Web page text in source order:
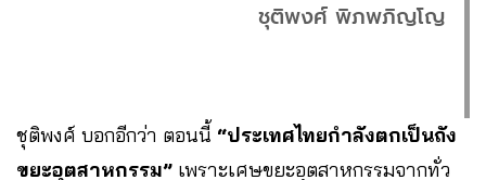
ชุติพงศ์ พิภพภิญโญ
ชุติพงศ์ บอกอีกว่า ตอนนี้ “ประเทศไทยกำลังตกเป็นถัง
ขยะอุตสาหกรรม” เพราะเศษขยะอุตสาหกรรมจากทั่ว